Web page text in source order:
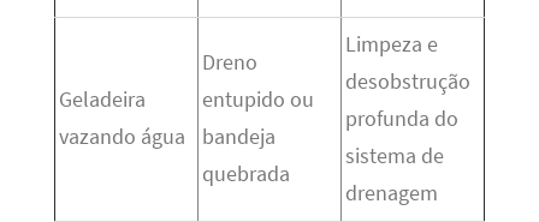
Geladeira
vazando água
Dreno
entupido ou
bandeja
quebrada
Limpeza e
desobstrução
profunda do
sistema de
drenagem